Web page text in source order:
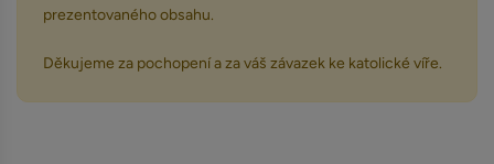
prezentovaného obsahu.
Děkujeme za pochopení a za váš závazek ke katolické víře.